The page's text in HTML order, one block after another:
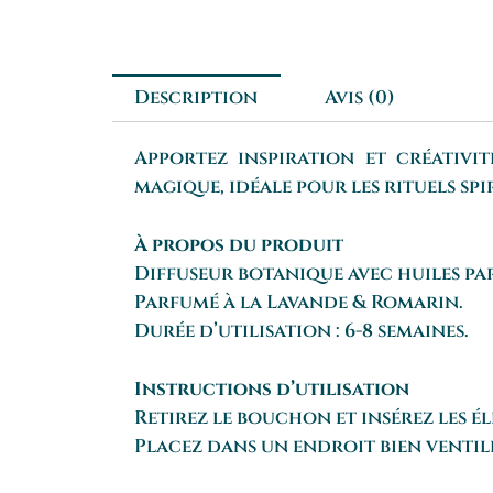
Description Avis (0)
Apportez inspiration et
magique, idéale pour les rituels
À propos du produit
Diffuseur botanique avec huiles
Parfumé à la Lavande & Romarin.
Durée d’utilisation : 6-8 semaines.
Instructions d’utilisation
Retirez le bouchon et insérez les
Placez dans un endroit bien